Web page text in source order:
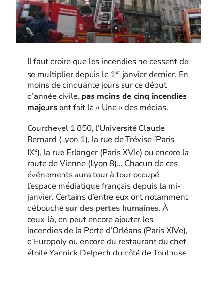
Il faut croire que les incendies ne cessent de
se multiplier depuis le 1er janvier dernier. En
moins de cinquante jours sur ce début
d’année civile, pas moins de cinq incendies
majeursont fait la « Une » des médias.
Courchevel 1 850, l’Université Claude
Bernard (Lyon 1), la rue de Trévise (Paris
IXe), la rue Erlanger (Paris XVIe) ou encore la
route de Vienne (Lyon 8)… Chacun de ces
événements aura tour à tour occupé
l’espace médiatique français depuis la mi-
janvier. Certains d’entre eux ont notamment
débouché sur des pertes humaines. À
ceux-là, on peut encore ajouter les
incendies de la Porte d’Orléans (Paris XIVe),
d’Europoly ou encore du restaurant du chef
étoilé Yannick Delpech du côté de Toulouse.